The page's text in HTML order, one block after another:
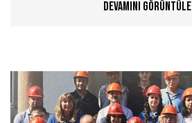
Devamını Görüntüle